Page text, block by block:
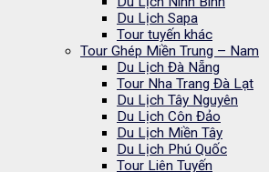
Du Lịch Sapa
Tour tuyến khác
Tour Ghép Miền Trung – Nam
Du Lịch Đà Nẵng
Tour Nha Trang Đà Lạt
Du Lịch Tây Nguyên
Du Lịch Côn Đảo
Du Lịch Miền Tây
Du Lịch Phú Quốc
Tour Liên Tuyến